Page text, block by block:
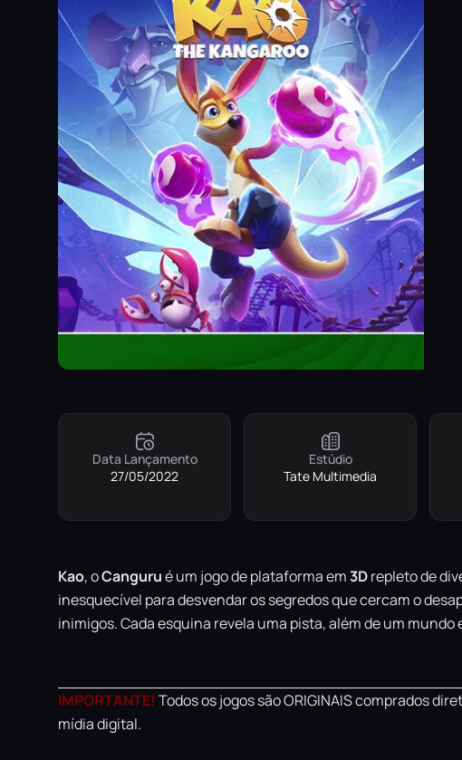
Data Lançamento
27/05/2022
Estúdio
Tate Multimedia
Kao, oCangurué um jogo de plataforma em3Drepleto de
inesquecível para desvendar os segredos que cercam o
inimigos. Cada esquina revela uma pista, além de um
IMPORTANTE! Todos os jogos são ORIGINAIS comprados
mídia digital.